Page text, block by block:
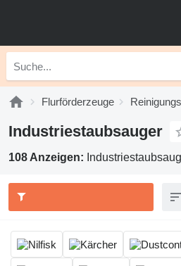
Flurförderzeuge
Industriestaubsauger
108 Anzeigen: